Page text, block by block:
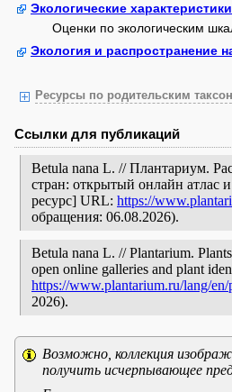
Экологические характеристики
Оценки по экологическим
Экология и распространение
Ресурсы по родительским
Ссылки для публикаций
Betula nana L. // Плантариум.
стран: открытый онлайн атлас
ресурс] URL: https://
обращения: 06.08.2026).
Betula nana L. // Plantarium.
open online galleries and plant
https://www.plantarium.ru/lang/
2026).
Возможно, коллекция
получить исчерпывающее